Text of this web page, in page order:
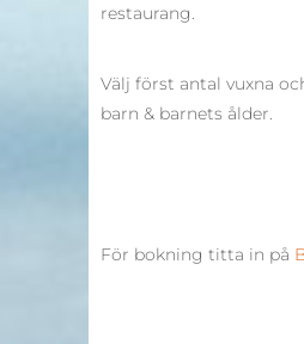
restaurang.
Välj först antal vuxna
barn & barnets ålder.
För bokning titta in på